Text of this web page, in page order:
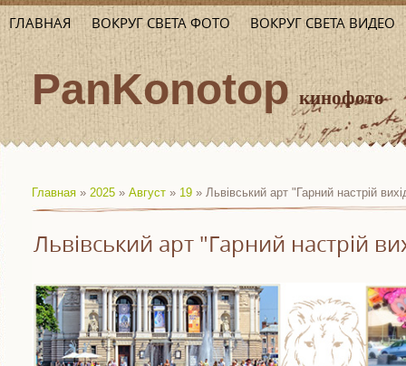
ГЛАВНАЯ ВОКРУГ СВЕТА ФОТО ВОКРУГ СВЕТА ВИДЕО
PanKonotop кинофото
Главная » 2025 » Август » 19 » Львівський арт "Гарний настрій
Львівський арт "Гарний настрій